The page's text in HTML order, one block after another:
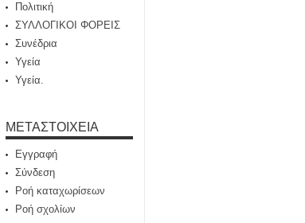
Πολιτική
ΣΥΛΛΟΓΙΚΟΙ ΦΟΡΕΙΣ
Συνέδρια
Υγεία
Υγεία.
ΜΕΤΑΣΤΟΙΧΕΊΑ
Εγγραφή
Σύνδεση
Ροή καταχωρίσεων
Ροή σχολίων